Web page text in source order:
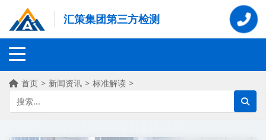
汇策集团第三方检测
首页 > 新闻资讯 > 标准解读 >